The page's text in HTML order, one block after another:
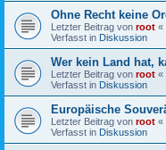
Ohne Recht keine
Letzter Beitrag von root «
Verfasst in Diskussion
Wer kein Land hat,
Letzter Beitrag von root «
Verfasst in Diskussion
Europäische
Letzter Beitrag von root «
Verfasst in Diskussion